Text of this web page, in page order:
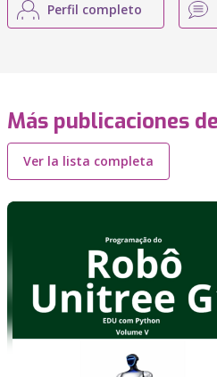
Perfil completo
Más publicaciones
Ver la lista completa